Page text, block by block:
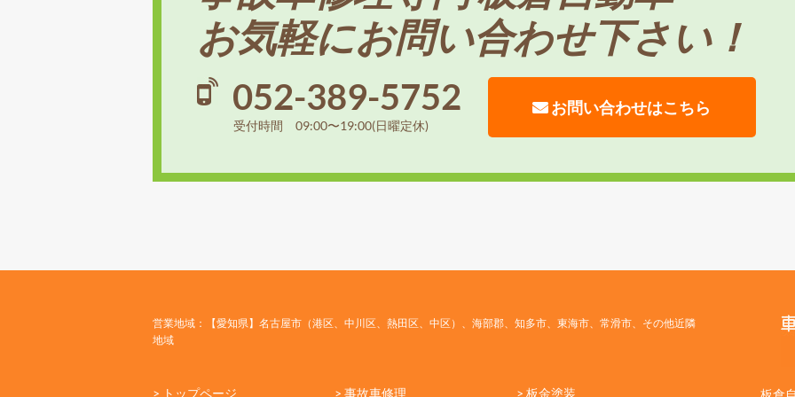
お気軽にお問い合わせ下さい！
052-389-5752
受付時間 09:00〜19:00(日曜定休)
お問い合わせはこちら
営業地域：【愛知県】名古屋市（港区、中川区、熱田区、中区）、海部郡、知多市、東海市、常滑市、その他近隣
地域
> トップページ > 事故車修理 > 板金塗装 板倉